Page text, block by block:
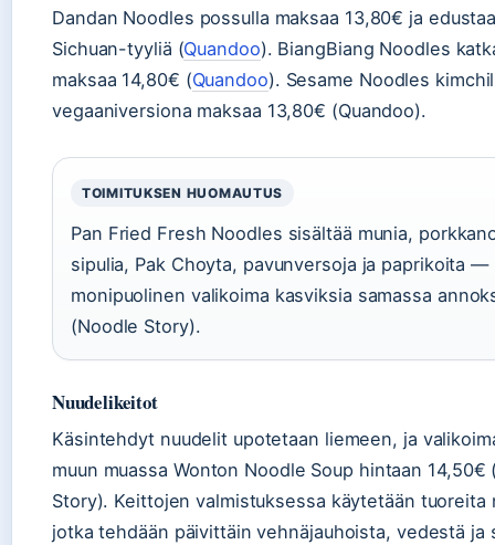
Dandan Noodles possulla maksaa 13,80€ ja
Sichuan-tyyliä (Quandoo). BiangBiang Noodles
maksaa 14,80€ (Quandoo). Sesame Noodles
vegaaniversiona maksaa 13,80€ (Quandoo).
TOIMITUKSEN HUOMAUTUS
Pan Fried Fresh Noodles sisältää munia,
sipulia, Pak Choyta, pavunversoja ja paprikoita —
monipuolinen valikoima kasviksia samassa
(Noodle Story).
Nuudelikeitot
Käsintehdyt nuudelit upotetaan liemeen, ja
muun muassa Wonton Noodle Soup hintaan 14,50€
Story). Keittojen valmistuksessa käytetään tuoreita
jotka tehdään päivittäin vehnäjauhoista, vedestä ja